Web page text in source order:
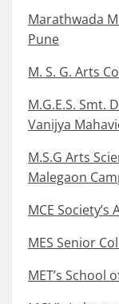
Marathwada
Pune
M. S. G. Arts
M.G.E.S. Smt.
Vanijya
M.S.G Arts
Malegaon
MCE Society’s
MES Senior
MET’s